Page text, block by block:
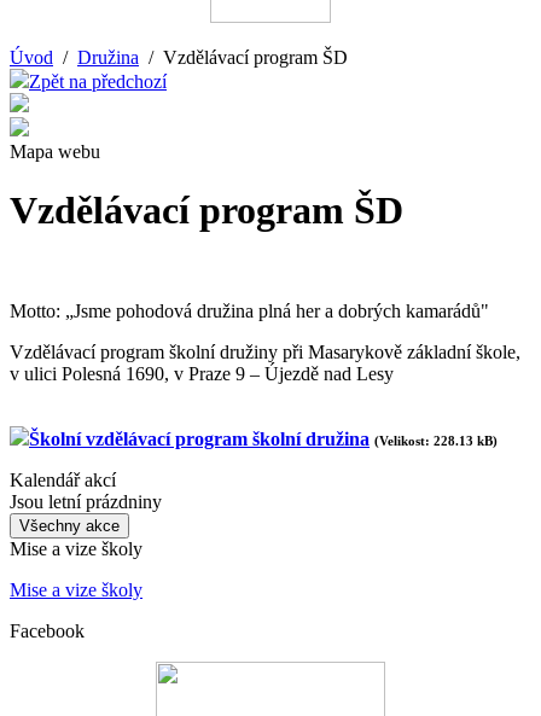
Úvod / Družina / Vzdělávací program ŠD
Zpět na předchozí
Mapa webu
Vzdělávací program ŠD
Motto: „Jsme pohodová družina plná her a dobrých kamarádů"
Vzdělávací program školní družiny při Masarykově základní škole,
v ulici Polesná 1690, v Praze 9 – Újezdě nad Lesy
Školní vzdělávací program školní družina (Velikost: 228.13 kB)
Kalendář akcí
Jsou letní prázdniny
Všechny akce
Mise a vize školy
Mise a vize školy
Facebook